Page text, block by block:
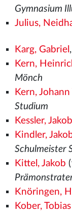
Gymnasium
Julius,
Karg, Gabriel ,
Kern,
Mönch
Kern,
Studium
Kessler,
Kindler,
Schulmeister
Kittel, Jakob
Knöringen,
Kober, Tobias